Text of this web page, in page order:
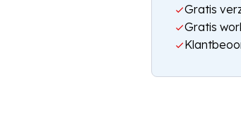
Gratis
Gratis